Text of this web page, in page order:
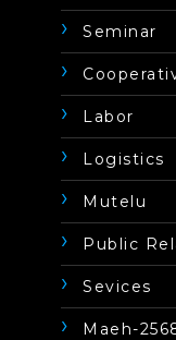
Seminar
Labor
Logistics
Mutelu
Public
Sevices
Maeh-